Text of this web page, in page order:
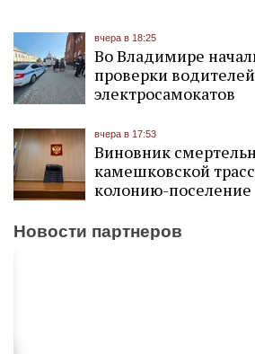
вчера в 18:25
Во Владимире
проверки водителей
электросамокатов
вчера в 17:53
Виновник
камешковской
колонию-поселение
Новости партнеров